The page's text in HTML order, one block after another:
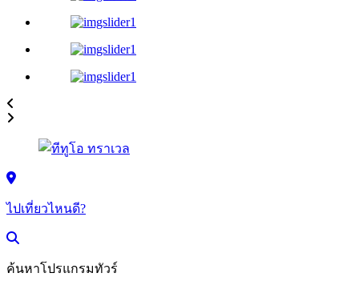
ไปเที่ยวไหนดี?
ค้นหาโปรแกรมทัวร์